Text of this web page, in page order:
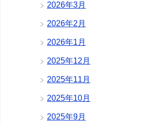
2026年3月
2026年2月
2026年1月
2025年12月
2025年11月
2025年10月
2025年9月